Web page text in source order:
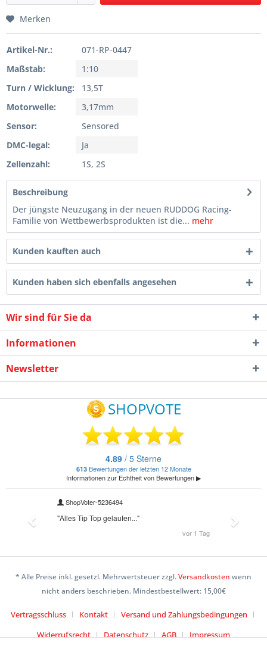
Merken
Artikel-Nr.:
071-RP-0447
Maßstab:
1:10
Turn / Wicklung:
13,5T
Motorwelle:
3,17mm
Sensor:
Sensored
DMC-legal:
Ja
Zellenzahl:
1S, 2S
Beschreibung
Der jüngste Neuzugang in der neuen RUDDOG Racing-
Familie von Wettbewerbsprodukten ist die... mehr
Kunden kauften auch
Kunden haben sich ebenfalls angesehen
Wir sind für Sie da
Informationen
Newsletter
* Alle Preise inkl. gesetzl. Mehrwertsteuer zzgl.Versandkosten wenn
nicht anders beschrieben. Mindestbestellwert: 15,00€
Vertragsschluss Kontakt
Versand und Zahlungsbedingungen
Widerrufsrecht
Datenschutz AGB Impressum